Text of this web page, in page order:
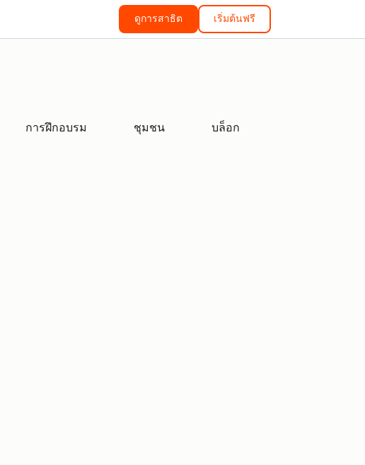
ดูการสาธิต เริ่มต้นฟรี
การฝึกอบรม ชุมชน บล็อก